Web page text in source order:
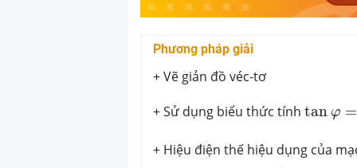
Phương pháp giải
+ Vẽ giản đồ véc-tơ
+ Sử dụng biểu thức tínhtan φ =
+ Hiệu điện thế hiệu dụng của